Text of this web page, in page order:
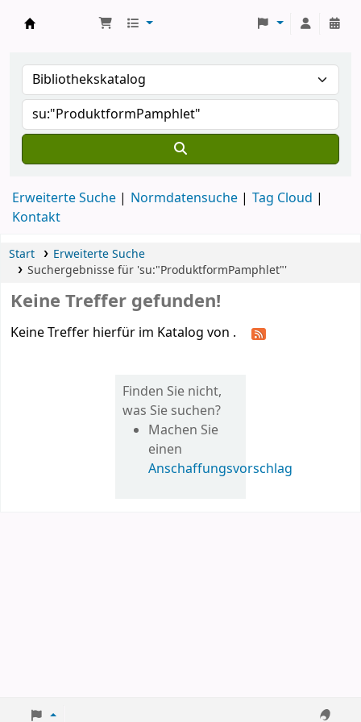
Erweiterte Suche Normdatensuche
Tag Cloud
Kontakt
Start
Erweiterte Suche
Suchergebnisse für 'su:"ProduktformPamphlet"'
Keine Treffer gefunden!
Keine Treffer hierfür im Katalog von .
Finden Sie nicht,
was Sie suchen?
Machen Sie
einen
Anschaffungsvorschlag